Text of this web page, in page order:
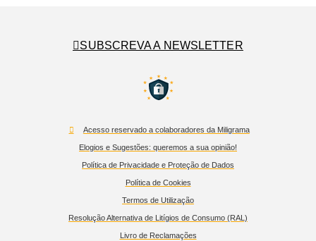
SUBSCREVA A NEWSLETTER
Acesso reservado a colaboradores da Miligrama
Elogios e Sugestões: queremos a sua opinião!
Política de Privacidade e Proteção de Dados
Política de Cookies
Termos de Utilização
Resolução Alternativa de Litígios de Consumo (RAL)
Livro de Reclamações